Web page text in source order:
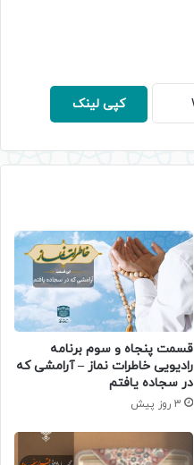
کپی لینک
قسمت پنجاه و سوم برنامه
رادیویی خاطرات نماز – آرامشی که
در سجاده یافتم
3 روز پیش